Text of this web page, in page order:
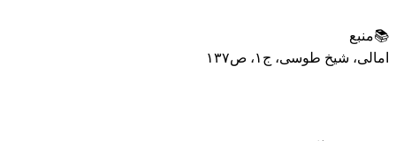
📚منبع
امالی، شیخ طوسی، ج۱، ص۱۳۷